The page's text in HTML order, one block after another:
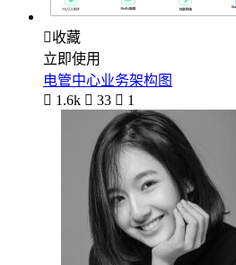
收藏
立即使用
电管中心业务架构图
 1.6k  33  1